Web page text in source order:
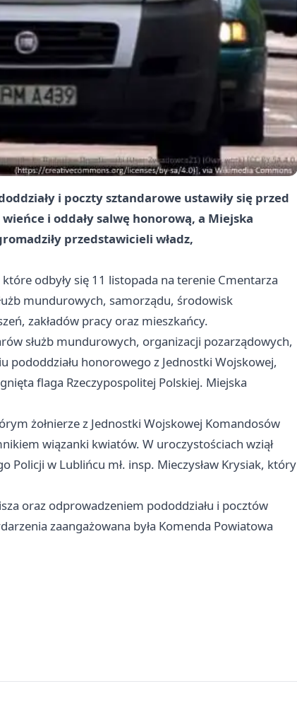
i poczty sztandarowe ustawiły się przed
i oddały salwę honorową, a Miejska
przedstawicieli władz,
odbyły się 11 listopada na terenie Cmentarza
mundurowych, samorządu, środowisk
zakładów pracy oraz mieszkańcy.
służb mundurowych, organizacji pozarządowych,
pododdziału honorowego z Jednostki Wojskowej,
flaga Rzeczypospolitej Polskiej. Miejska
żołnierze z Jednostki Wojskowej Komandosów
wiązanki kwiatów. W uroczystościach wziął
Policji w Lublińcu mł. insp. Mieczysław Krysiak, który
oraz odprowadzeniem pododdziału i pocztów
zaangażowana była Komenda Powiatowa